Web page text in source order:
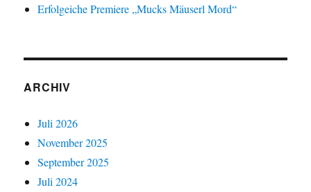
Erfolgeiche Premiere „Mucks Mäuserl Mord“
ARCHIV
Juli 2026
November 2025
September 2025
Juli 2024